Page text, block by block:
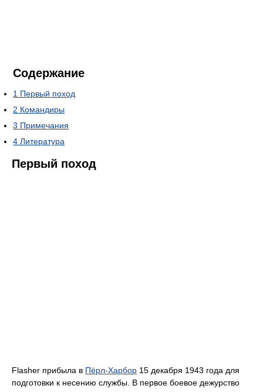
Содержание
1 Первый поход
2 Командиры
3 Примечания
4 Литература
Первый поход
Flasher прибыла в Пёрл-Харбор 15 декабря 1943 года для
подготовки к несению службы. В первое боевое дежурство